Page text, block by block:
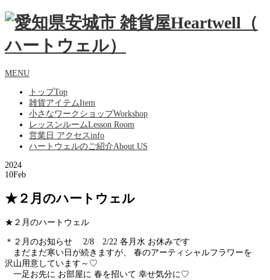
MENU
トップTop
雑貨アイテムItem
小さなワークショップWorkshop
レッスンルームLesson Room
営業日 アクセスinfo
ハートウェルのご紹介About US
2024
10Feb
★２月のハートウェル
★２月のハートウェル
＊２月のお知らせ 2/8 2/22 各月水 お休みです
まだまだ寒い日が続きますが、 春のアーティシャルフラワーを
沢山用意しています～♡
一足お先に お部屋に 春を招いて 幸せ気分に♡